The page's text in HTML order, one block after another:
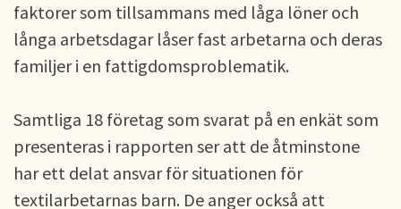
faktorer som tillsammans med låga löner och
långa arbetsdagar låser fast arbetarna och deras
familjer i en fattigdomsproblematik.
Samtliga 18 företag som svarat på en enkät som
presenteras i rapporten ser att de åtminstone
har ett delat ansvar för situationen för
textilarbetarnas barn. De anger också att